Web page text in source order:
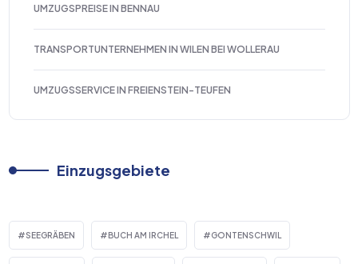
UMZUGSPREISE IN BENNAU
TRANSPORTUNTERNEHMEN IN WILEN BEI WOLLERAU
UMZUGSSERVICE IN FREIENSTEIN-TEUFEN
Einzugsgebiete
SEEGRÄBEN BUCH AM IRCHEL GONTENSCHWIL